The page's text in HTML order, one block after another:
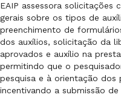
EAIP assessora solicitações
gerais sobre os tipos de
preenchimento de
dos auxílios, solicitação da
aprovados e auxílio na
permitindo que o
pesquisa e à orientação dos
incentivando a submissão de